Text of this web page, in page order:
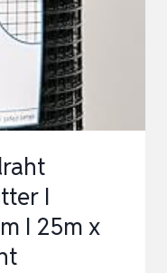
I
I 25m x